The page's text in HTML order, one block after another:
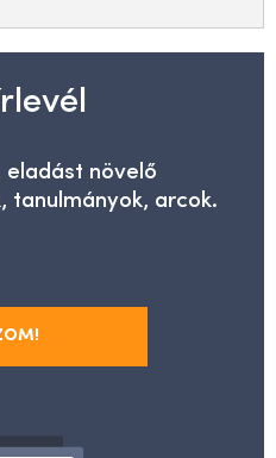
eladást növelő
tanulmányok, arcok.